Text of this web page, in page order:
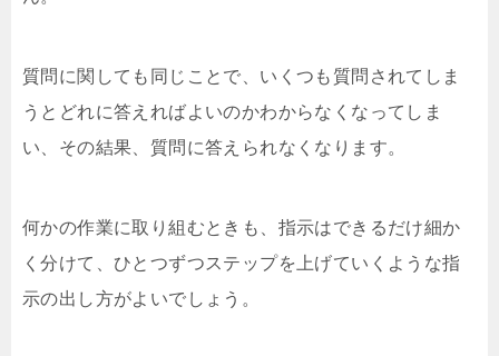
質問に関しても同じことで、いくつも質問されてしま
うとどれに答えればよいのかわからなくなってしま
い、その結果、質問に答えられなくなります。
何かの作業に取り組むときも、指示はできるだけ細か
く分けて、ひとつずつステップを上げていくような指
示の出し方がよいでしょう。